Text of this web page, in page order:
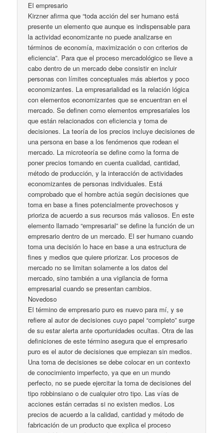
El empresario
Kirzner afirma que “toda acción del ser humano está
presente un elemento que aunque es indispensable para
la actividad economizante no puede analizarse en
términos de economía, maximización o con criterios de
eficiencia”. Para que el proceso mercadológico se lleve a
cabo dentro de un mercado debe consistir en incluir
personas con límites conceptuales más abiertos y poco
economizantes. La empresarialidad es la relación lógica
con elementos economizantes que se encuentran en el
mercado. Se definen como elementos empresariales los
que están relacionados con eficiencia y toma de
decisiones. La teoría de los precios incluye decisiones de
una persona en base a los fenómenos que rodean el
mercado. La microteoría se define como la forma de
poner precios tomando en cuenta cualidad, cantidad,
método de producción, y la interacción de actividades
economizantes de personas individuales. Está
comprobado que el hombre actúa según decisiones que
toma en base a fines potencialmente provechosos y
prioriza de acuerdo a sus recursos más valiosos. En este
elemento llamado “empresarial” se define la función de un
empresario dentro de un mercado. El ser humano cuando
toma una decisión lo hace en base a una estructura de
fines y medios que quiere priorizar. Los procesos de
mercado no se limitan solamente a los datos del
mercado, sino también a una vigilancia de forma
empresarial cuando se presentan cambios.
Novedoso
El término de empresario puro es nuevo para mí, y se
refiere al autor de decisiones cuyo papel “completo” surge
de su estar alerta ante oportunidades ocultas. Otra de las
definiciones de este término asegura que el empresario
puro es el autor de decisiones que empiezan sin medios.
Una toma de decisiones se debe colocar en un contexto
de conocimiento imperfecto, ya que en un mundo
perfecto, no se puede ejercitar la toma de decisiones del
tipo robbinsiano o de cualquier otro tipo. Las vías de
acciones están cerradas si no existen medios. Los
precios de acuerdo a la calidad, cantidad y método de
fabricación de un producto que explica el proceso